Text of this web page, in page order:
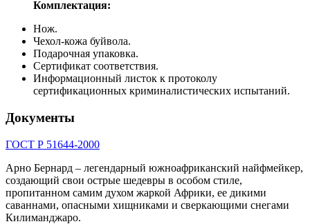
Комплектация:
Нож.
Чехол-кожа буйвола.
Подарочная упаковка.
Сертификат соответствия.
Информационный листок к протоколу
сертификационных криминалистических испытаний.
Документы
ГОСТ Р 51644-2000
Арно Бернард – легендарный южноафриканский найфмейкер,
создающий свои острые шедевры в особом стиле,
пропитанном самим духом жаркой Африки, ее дикими
саваннами, опасными хищниками и сверкающими снегами
Килиманджаро.